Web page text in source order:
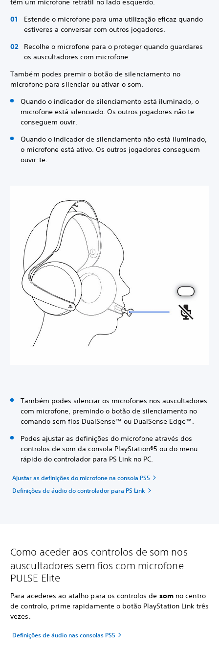
têm um microfone retrátil no lado esquerdo.
Estende o microfone para uma utilização eficaz quando
estiveres a conversar com outros jogadores.
Recolhe o microfone para o proteger quando guardares
os auscultadores com microfone.
Também podes premir o botão de silenciamento no
microfone para silenciar ou ativar o som.
Quando o indicador de silenciamento está iluminado, o
microfone está silenciado. Os outros jogadores não te
conseguem ouvir.
Quando o indicador de silenciamento não está iluminado,
o microfone está ativo. Os outros jogadores conseguem
ouvir-te.
Também podes silenciar os microfones nos auscultadores
com microfone, premindo o botão de silenciamento no
comando sem fios DualSense™ ou DualSense Edge™.
Podes ajustar as definições do microfone através dos
controlos de som da consola PlayStation®5 ou do menu
rápido do controlador para PS Link no PC.
Ajustar as definições do microfone na consola PS5
Definições de áudio do controlador para PS Link
Como aceder aos controlos de som nos
auscultadores sem fios com microfone
PULSE Elite
Para acederes ao atalho para os controlos de som no centro
de controlo, prime rapidamente o botão PlayStation Link três
vezes.
Definições de áudio nas consolas PS5